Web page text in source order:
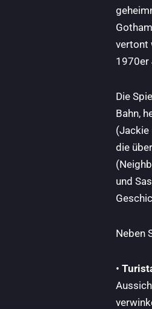
vertont
1970er
Die
Bahn,
(Jackie
die
und
Neben
•